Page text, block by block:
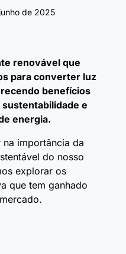
de 2025
renovável que
para converter luz
benefícios
e
energia.
importância da
do nosso
explorar os
que tem ganhado